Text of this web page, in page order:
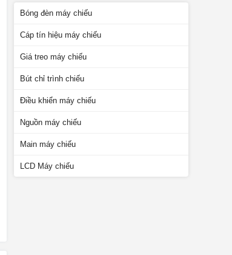
Bóng đèn máy chiếu
Cáp tín hiệu máy chiếu
Giá treo máy chiếu
Bút chỉ trình chiếu
Điều khiển máy chiếu
Nguồn máy chiếu
Main máy chiếu
LCD Máy chiếu